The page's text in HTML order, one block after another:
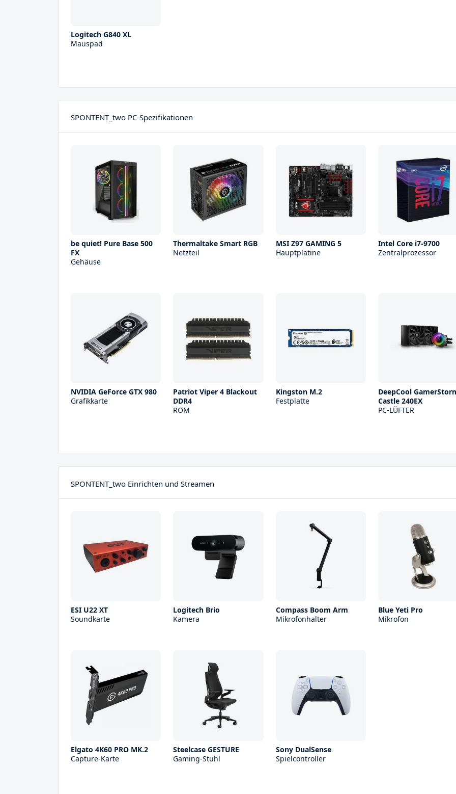
Logitech G840 XL
Mauspad
SPONTENT_two PC-Spezifikationen
be quiet! Pure Base 500
FX
Gehäuse
Thermaltake Smart RGB
Netzteil
MSI Z97 GAMING 5
Hauptplatine
Intel Core i7-9700
Zentralprozessor
NVIDIA GeForce GTX 980
Grafikkarte
Patriot Viper 4 Blackout
DDR4
ROM
Kingston M.2
Festplatte
DeepCool
Castle 240EX
PC-LÜFTER
SPONTENT_two Einrichten und Streamen
ESI U22 XT
Soundkarte
Logitech Brio
Kamera
Compass Boom Arm
Mikrofonhalter
Blue Yeti Pro
Mikrofon
Elgato 4K60 PRO MK.2
Capture-Karte
Steelcase GESTURE
Gaming-Stuhl
Sony DualSense
Spielcontroller